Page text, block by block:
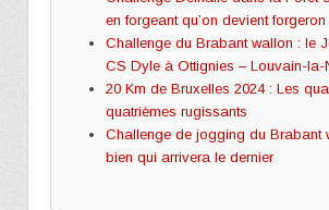
en forgeant qu’on devient forgeron
Challenge du Brabant wallon : le
CS Dyle à Ottignies – Louvain-la-
20 Km de Bruxelles 2024 : Les
quatrièmes rugissants
Challenge de jogging du Brabant
bien qui arrivera le dernier